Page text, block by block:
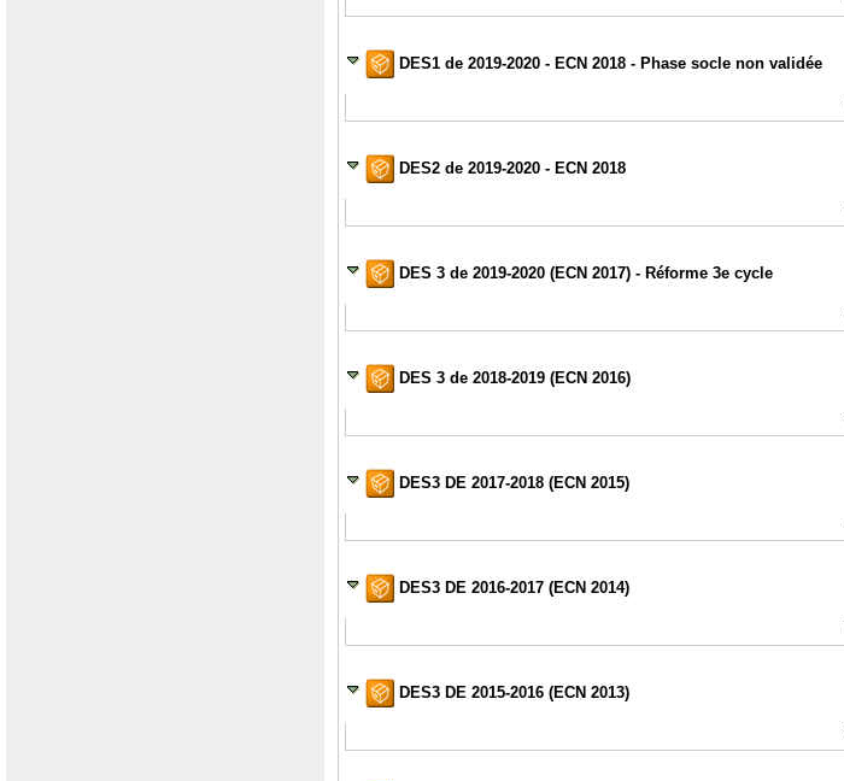
DES1 de 2019-2020 - ECN 2018 - Phase socle non validée
DES2 de 2019-2020 - ECN 2018
DES 3 de 2019-2020 (ECN 2017) - Réforme 3e cycle
DES 3 de 2018-2019 (ECN 2016)
DES3 DE 2017-2018 (ECN 2015)
DES3 DE 2016-2017 (ECN 2014)
DES3 DE 2015-2016 (ECN 2013)